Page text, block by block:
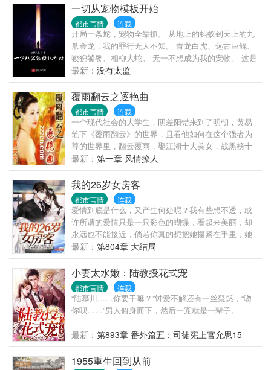
一切从宠物模板开始
都市言情 连载
开局一条蛇，宠物全靠抓。 从地上的蚂蚁到天上的九
爪金龙，我的罪行无人不知。 青龙白虎、远古巨鲲、
狻猊饕餮、相柳大蛇。 无一不想成为我的宠物。 这是
一个灵气复苏的世界，顾江在不断的捕捉、培养宠物
中逐渐变强。
最新： 没有太监
覆雨翻云之逐艳曲
都市言情 连载
一个现代社会的大学生，阴差阳错来到了明朝，黄易
笔下《覆雨翻云》的世界，且看他如何在这个强者为
尊的世界里，翻云覆雨，娶江湖十大美女，战黑榜十
大高手，淫明皇三宫六院，颠覆东瀛倭国、尝高丽异
域风情、下西洋猎艳欧洲美女……
最新： 第一章 风情撩人
我的26岁女房客
都市言情 连载
爱情到底是什么，又产生何处呢？我有些想不透，或
许所谓的爱情只是一只彩色的蝴蝶，看起来美丽，却
永远也不能接近，倘若你真的想把她攥紧在手里，她
便会挣扎，然后在挣扎中摩擦掉了所有的色彩，从此
苍白。我好似有点明白，为什么我会如此的小心翼翼
了，因为害怕触及不到她的灵魂，却擦掉了那层美丽
的色彩！
最新： 第804章 大结局
小妻太水嫩：陆教授花式宠
都市言情 连载
“陆慕川……你要干嘛？”钟爱不解还有一丝疑惑，“吻
你呗……”男人俯身而下，然后一宠就是一辈子。
最新： 第893章 番外篇五：司徒宪上官允思15
1955重生回到从前